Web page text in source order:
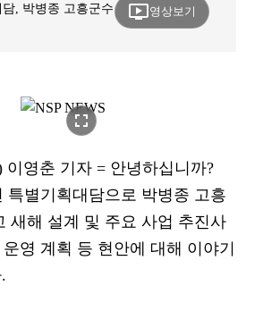
, 박병종 고흥군수
ondemand_video영상보기
fullscreen
이영춘 기자 = 안녕하십니까?
특별기획대담으로 박병종 고흥
새해 설계 및 주요 사업 추진사
영 계획 등 현안에 대해 이야기